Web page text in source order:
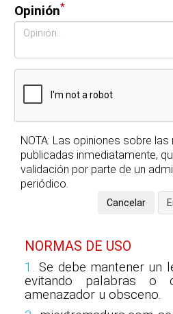
Opinión*
NOTA: Las opiniones sobre
publicadas inmediatamente,
validación por parte de un
periódico.
NORMAS DE USO
1. Se debe mantener un
evitando palabras o
amenazador u obsceno.